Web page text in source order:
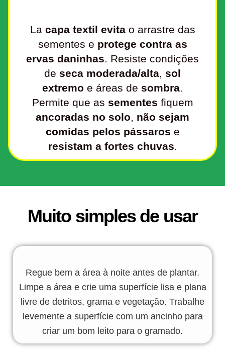
La capa textil evitao arrastre das
sementes e protege contra as
ervas daninhas. Resiste condições
de seca moderada/alta, sol
extremo e áreas de sombra.
Permite que as sementes fiquem
ancoradas no solo, não sejam
comidas pelos pássaros e
resistam a fortes chuvas.
Muito simples de usar
Regue bem a área à noite antes de plantar.
Limpe a área e crie uma superfície lisa e plana
livre de detritos, grama e vegetação. Trabalhe
levemente a superfície com um ancinho para
criar um bom leito para o gramado.